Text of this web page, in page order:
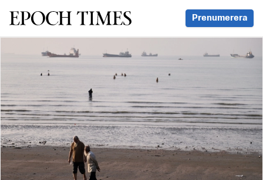
Svenska Epoch Times Prenumerera